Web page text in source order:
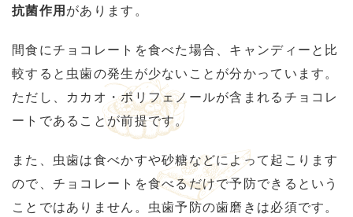
抗菌作用があります。
間食にチョコレートを食べた場合、キャンディーと比
較すると虫歯の発生が少ないことが分かっています。
ただし、カカオ・ポリフェノールが含まれるチョコレ
ートであることが前提です。
また、虫歯は食べかすや砂糖などによって起こります
ので、チョコレートを食べるだけで予防できるという
ことではありません。虫歯予防の歯磨きは必須です。